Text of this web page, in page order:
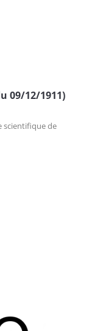
09/12/1911)
scientifique de